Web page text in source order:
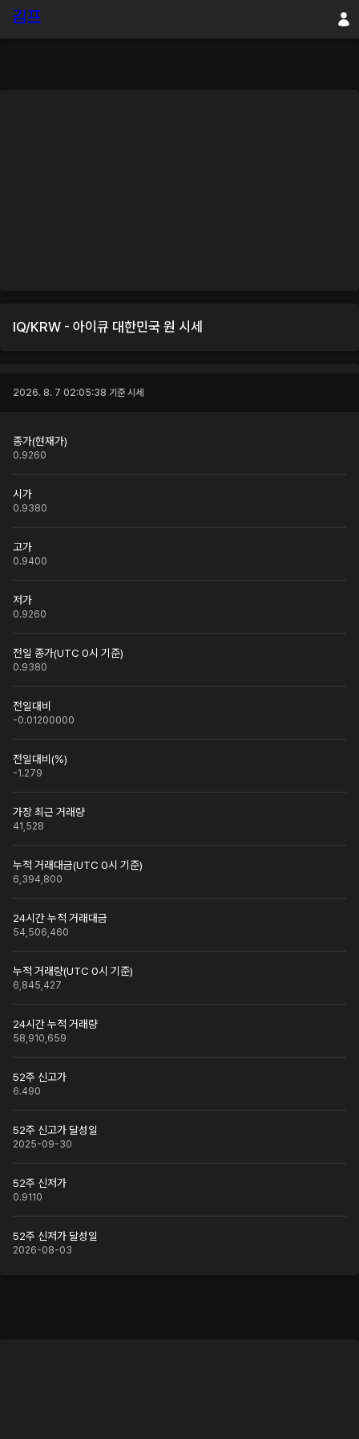
IQ/KRW - 아이큐 대한민국 원 시세
2026. 8. 7 02:05:38 기준 시세
종가(현재가)
0.9260
시가
0.9380
고가
0.9400
저가
0.9260
전일 종가(UTC 0시 기준)
0.9380
전일대비
-0.01200000
전일대비(%)
-1.279
가장 최근 거래량
41,528
누적 거래대금(UTC 0시 기준)
6,394,800
24시간 누적 거래대금
54,506,460
누적 거래량(UTC 0시 기준)
6,845,427
24시간 누적 거래량
58,910,659
52주 신고가
6.490
52주 신고가 달성일
2025-09-30
52주 신저가
0.9110
52주 신저가 달성일
2026-08-03